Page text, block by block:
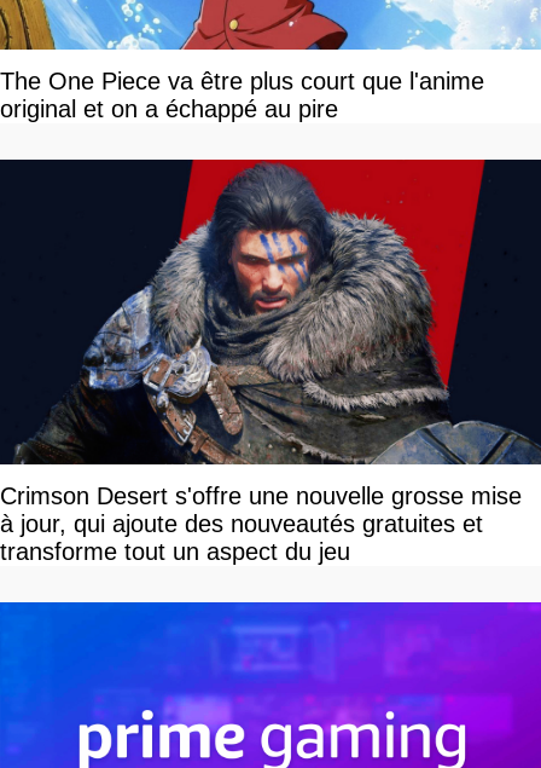
The One Piece va être plus court que l'anime
original et on a échappé au pire
Crimson Desert s'offre une nouvelle grosse mise
à jour, qui ajoute des nouveautés gratuites et
transforme tout un aspect du jeu